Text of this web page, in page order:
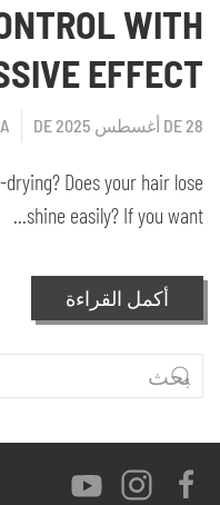
WITH
EFFECT
28 DE أغسطس DE 2025
Does your hair lose
shine easily? If you want...
أكمل القراءة